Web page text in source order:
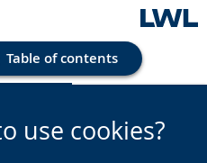
Table of contents
settings
use cookies?